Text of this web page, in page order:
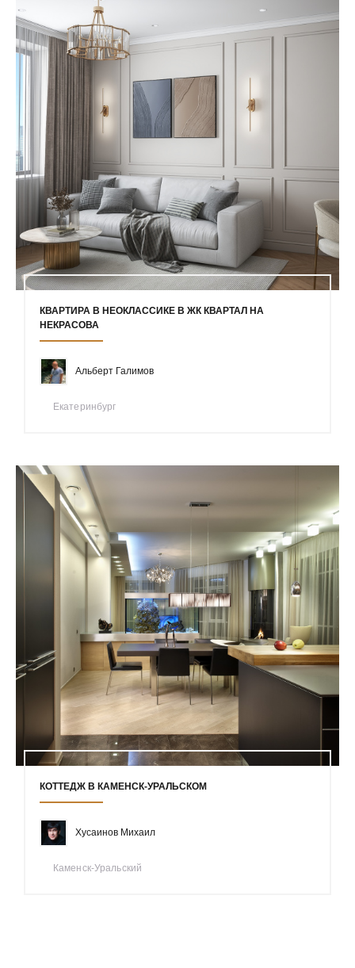
КВАРТИРА В НЕОКЛАССИКЕ В ЖК КВАРТАЛ НА
НЕКРАСОВА
Альберт Галимов
Екатеринбург
КОТТЕДЖ В КАМЕНСК-УРАЛЬСКОМ
Хусаинов Михаил
Каменск-Уральский